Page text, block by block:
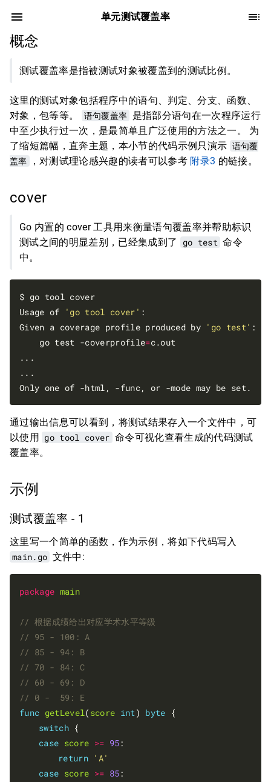
单元测试覆盖率
概念
测试覆盖率是指被测试对象被覆盖到的测试比例。
这里的测试对象包括程序中的语句、判定、分支、函数、
对象，包等等。
语句覆盖率 是指部分语句在一次程序运行
中至少执行过一次，是最简单且广泛使用的方法之一。 为
了缩短篇幅，直奔主题，本小节的代码示例只演示 语句覆
盖率
，对测试理论感兴趣的读者可以参考 附录3 的链接。
cover
Go 内置的 cover 工具用来衡量语句覆盖率并帮助标识
测试之间的明显差别，已经集成到了
go test 命令
中。
$ go tool cover
Usage of
'go tool cover' :
Given a coverage profile produced by 'go test' :
    go test -coverprofile
=c.out
...
...
通过输出信息可以看到，将测试结果存入一个文件中，可
以使用 go tool cover 命令可视化查看生成的代码测试
覆盖率。
示例
测试覆盖率 - 1
这里写一个简单的函数，作为示例，将如下代码写入
main.go 文件中:
package main
func getLevel( score int) byte {
switch {
case score >= 95:
return 'A'
case score >= 85: